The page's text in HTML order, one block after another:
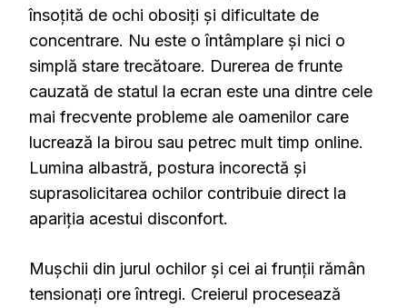
însoțită de ochi obosiți și dificultate de
concentrare. Nu este o întâmplare și nici o
simplă stare trecătoare. Durerea de frunte
cauzată de statul la ecran este una dintre cele
mai frecvente probleme ale oamenilor care
lucrează la birou sau petrec mult timp online.
Lumina albastră, postura incorectă și
suprasolicitarea ochilor contribuie direct la
apariția acestui disconfort.
Mușchii din jurul ochilor și cei ai frunții rămân
tensionați ore întregi. Creierul procesează